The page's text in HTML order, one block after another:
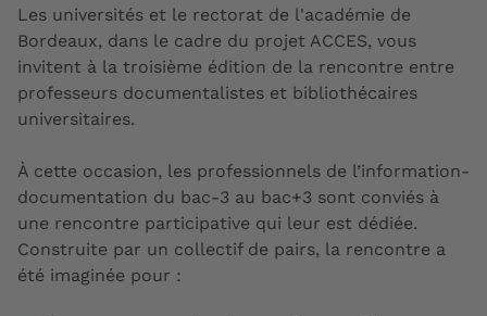
Les universités et le rectorat de l'académie de
Bordeaux, dans le cadre du projet ACCES, vous
invitent à la troisième édition de la rencontre entre
professeurs documentalistes et bibliothécaires
universitaires.
À cette occasion, les professionnels de l’information-
documentation du bac-3 au bac+3 sont conviés à
une rencontre participative qui leur est dédiée.
Construite par un collectif de pairs, la rencontre a
été imaginée pour :